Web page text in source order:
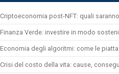
Criptoeconomia post-NFT: quali
Finanza Verde: investire in modo
Economia degli algoritmi: come le
Crisi del costo della vita: cause,